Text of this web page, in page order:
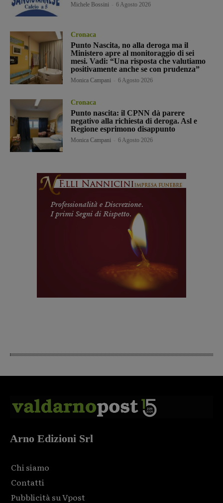
Michele Bossini 6 Agosto 2026
Cronaca
Punto Nascita, no alla deroga ma il
Ministero apre al monitoraggio di sei
mesi. Vadi: “Una risposta che valutiamo
positivamente anche se con prudenza”
Monica Campani 6 Agosto 2026
Cronaca
Punto nascita: il CPNN dà parere
negativo alla richiesta di deroga. Asl e
Regione esprimono disappunto
Monica Campani 6 Agosto 2026
Arno Edizioni Srl
Chi siamo
Contatti
Pubblicità su Vpost